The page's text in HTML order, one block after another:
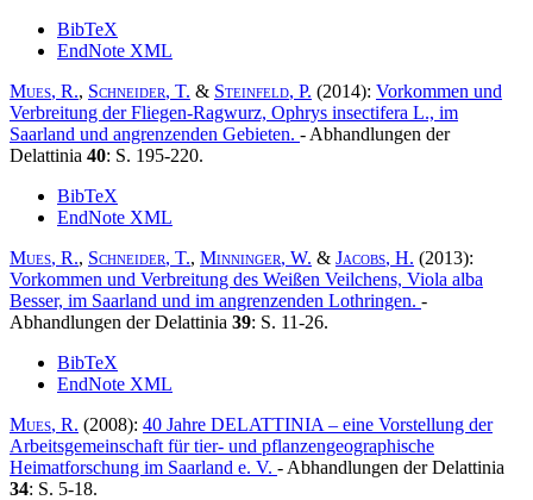
BibTeX
EndNote XML
Mues, R., Schneider, T. & Steinfeld, P. (2014): Vorkommen und
Verbreitung der Fliegen-Ragwurz, Ophrys insectifera L., im
Saarland und angrenzenden Gebieten. - Abhandlungen der
Delattinia 40: S. 195-220.
BibTeX
EndNote XML
Mues, R., Schneider, T., Minninger, W. & Jacobs, H. (2013):
Vorkommen und Verbreitung des Weißen Veilchens, Viola alba
Besser, im Saarland und im angrenzenden Lothringen. -
Abhandlungen der Delattinia 39: S. 11-26.
BibTeX
EndNote XML
Mues, R. (2008): 40 Jahre DELATTINIA – eine Vorstellung der
Arbeitsgemeinschaft für tier- und pflanzengeographische
Heimatforschung im Saarland e. V. - Abhandlungen der Delattinia
34: S. 5-18.